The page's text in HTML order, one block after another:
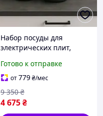
Набор посуды для
электрических плит,
кастрюль, Набор
кастрюль с крышками
для кухни GF-64
Готово к отправке
от779₴/мес
4 675₴
9 350 ₴